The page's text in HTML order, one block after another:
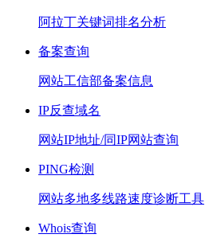
阿拉丁关键词排名分析
备案查询
网站工信部备案信息
IP反查域名
网站IP地址/同IP网站查询
PING检测
网站多地多线路速度诊断工具
Whois查询